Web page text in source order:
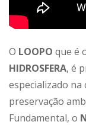
O LOOPO que é
HIDROSFERA, é
especializado
preservação
Fundamental, o